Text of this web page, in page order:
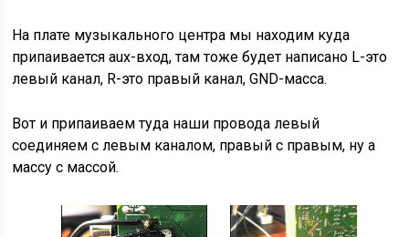
На плате музыкального центра мы находим куда
припаивается aux-вход, там тоже будет написано L-это
левый канал, R-это правый канал, GND-масса.
Вот и припаиваем туда наши провода левый
соединяем с левым каналом, правый с правым, ну а
массу с массой.